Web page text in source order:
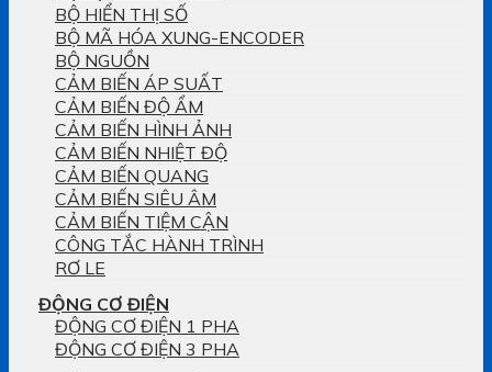
BỘ HIỂN THỊ SỐ
BỘ MÃ HÓA XUNG-ENCODER
BỘ NGUỒN
CẢM BIẾN ÁP SUẤT
CẢM BIẾN ĐỘ ẨM
CẢM BIẾN HÌNH ẢNH
CẢM BIẾN NHIỆT ĐỘ
CẢM BIẾN QUANG
CẢM BIẾN SIÊU ÂM
CẢM BIẾN TIỆM CẬN
CÔNG TẮC HÀNH TRÌNH
RƠ LE
ĐỘNG CƠ ĐIỆN
ĐỘNG CƠ ĐIỆN 1 PHA
ĐỘNG CƠ ĐIỆN 3 PHA